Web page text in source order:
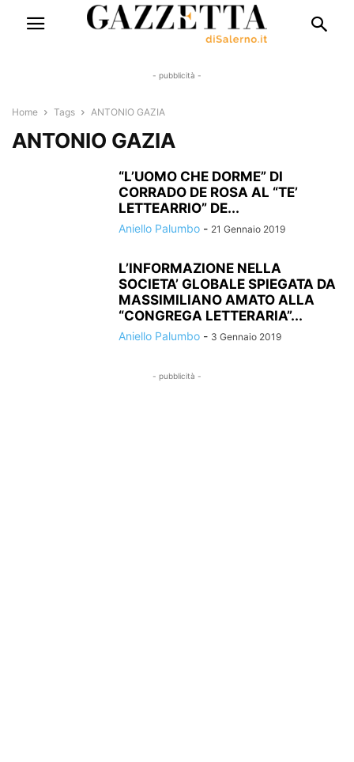
- pubblicità -
Home Tags ANTONIO GAZIA
ANTONIO GAZIA
“L’UOMO CHE DORME” DI
CORRADO DE ROSA AL “TE’
LETTEARRIO” DE...
Aniello Palumbo - 21 Gennaio 2019
L’INFORMAZIONE NELLA
SOCIETA’ GLOBALE SPIEGATA DA
MASSIMILIANO AMATO ALLA
“CONGREGA LETTERARIA”...
Aniello Palumbo - 3 Gennaio 2019
- pubblicità -